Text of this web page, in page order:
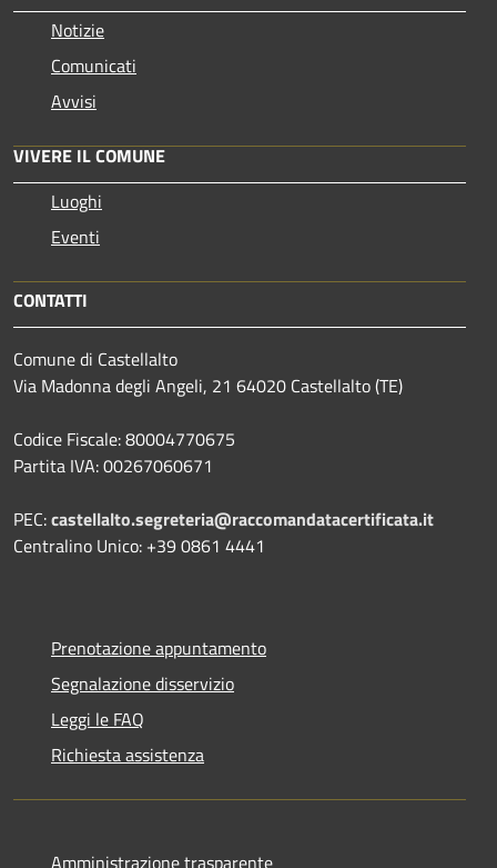
Notizie
Comunicati
Avvisi
VIVERE IL COMUNE
Luoghi
Eventi
CONTATTI
Comune di Castellalto
Via Madonna degli Angeli, 21 64020 Castellalto (TE)
Codice Fiscale: 80004770675
Partita IVA: 00267060671
PEC:castellalto.segreteria@raccomandatacertificata.it
Centralino Unico: +39 0861 4441
Prenotazione appuntamento
Segnalazione disservizio
Leggi le FAQ
Richiesta assistenza